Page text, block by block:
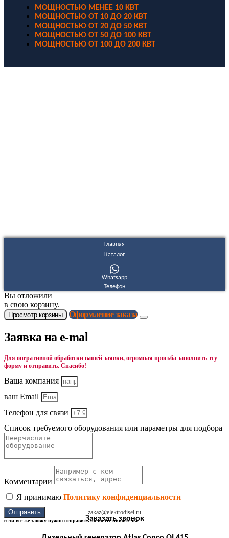
МОЩНОСТЬЮ МЕНЕЕ 10 КВТ
МОЩНОСТЬЮ ОТ 10 ДО 20 КВТ
МОЩНОСТЬЮ ОТ 20 ДО 50 КВТ
МОЩНОСТЬЮ ОТ 50 ДО 100 КВТ
МОЩНОСТЬЮ ОТ 100 ДО 200 КВТ
Главная
Каталог
Whatsapp
Телефон
Вы отложили
в свою корзину.
Просмотр корзины Оформление заказа
Заявка на e-mal
Для оперативной обработки вашей заявки, огромная просьба заполнить эту
форму и отправить. Спасибо!
Ваша компания
ваш Email
Телефон для связи
Список требуемого оборудования или параметры для подбора
Комментарии
Я принимаю Политику конфиденциальности
Отправить
если все же заявку нужно отправить по почте пишите на
zakaz@elektrodisel.ru
Заказать звонок